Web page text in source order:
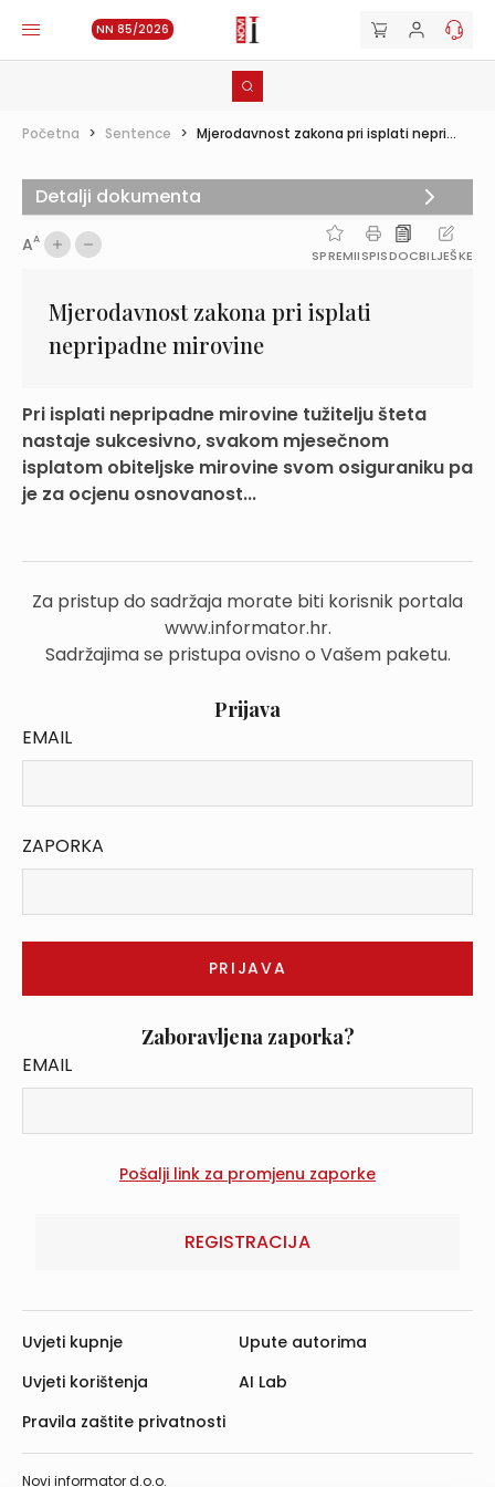
NN 85/2026
Početna > Sentence > Mjerodavnost zakona pri isplati nepri...
AA
SPREMIISPISDOCBILJEŠKE
Mjerodavnost zakona pri isplati
nepripadne mirovine
Pri isplati nepripadne mirovine tužitelju šteta
nastaje sukcesivno, svakom mjesečnom
isplatom obiteljske mirovine svom osiguraniku pa
je za ocjenu osnovanost...
Za pristup do sadržaja morate biti korisnik portala
www.informator.hr.
Sadržajima se pristupa ovisno o Vašem paketu.
Prijava
EMAIL
ZAPORKA
Zaboravljena zaporka?
EMAIL
REGISTRACIJA
Detalji dokumenta
Novi informator d.o.o.
Uvjeti kupnje
Uvjeti korištenja
Pravila zaštite privatnosti
Upute autorima
AI Lab